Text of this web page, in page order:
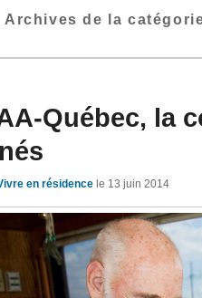
Archives de la
Québec, la
en résidence le 13 juin 2014